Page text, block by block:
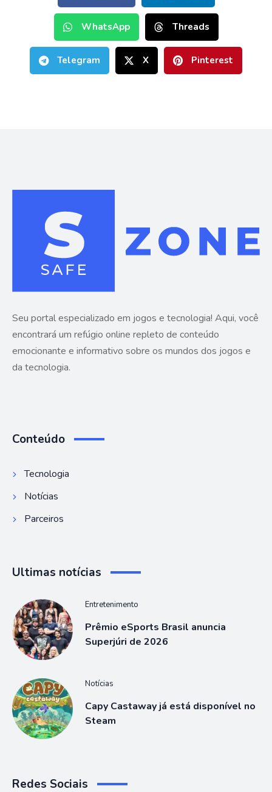
WhatsApp Threads
Telegram X Pinterest
Seu portal especializado em jogos e tecnologia! Aqui, você
encontrará um refúgio online repleto de conteúdo
emocionante e informativo sobre os mundos dos jogos e
da tecnologia.
Conteúdo
Tecnologia
Notícias
Parceiros
Ultimas notícias
Entretenimento
Prêmio eSports Brasil anuncia
Superjúri de 2026
Notícias
Capy Castaway já está disponível no
Steam
Redes Sociais